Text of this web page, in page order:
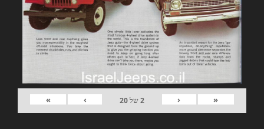
«
‹
2של20
›
»